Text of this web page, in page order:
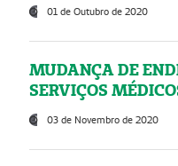
01 de Outubro de 2020
MUDANÇA DE
SERVIÇOS
03 de Novembro de 2020